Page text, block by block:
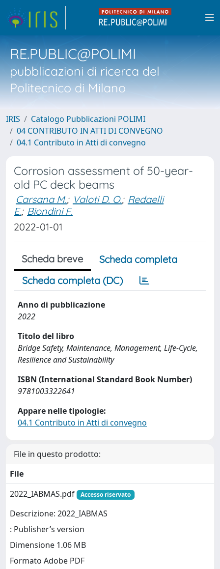
RE.PUBLIC@POLIMI
pubblicazioni di ricerca del
Politecnico di Milano
IRIS
Catalogo Pubblicazioni POLIMI
04 CONTRIBUTO IN ATTI DI CONVEGNO
04.1 Contributo in Atti di convegno
Corrosion assessment of 50-year-
old PC deck beams
Carsana M.; Valoti D. O.; Redaelli
E.; Biondini F.
2022-01-01
Scheda breve
Scheda completa
Scheda completa (DC)
Anno di pubblicazione
2022
Titolo del libro
Bridge Safety, Maintenance, Management, Life-Cycle,
Resilience and Sustainability
ISBN (International Standard Book Number)
9781003322641
Appare nelle tipologie:
04.1 Contributo in Atti di convegno
File in questo prodotto:
File
2022_IABMAS.pdf
Accesso riservato
Descrizione: 2022_IABMAS
: Publisher’s version
Dimensione 1.06 MB
Formato Adobe PDF